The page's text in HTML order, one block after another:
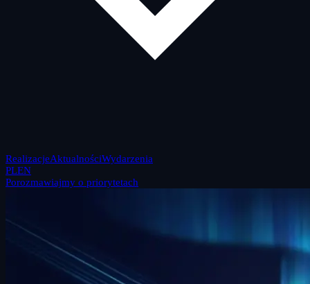
RealizacjeAktualnościWydarzenia
PLEN
Porozmawiajmy o priorytetach